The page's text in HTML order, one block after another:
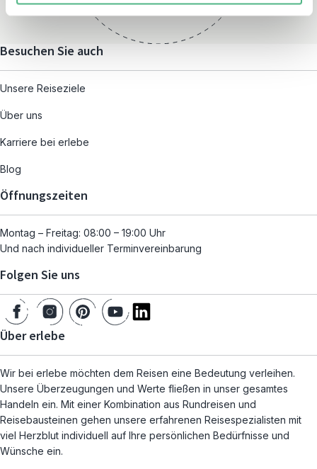
Besuchen Sie auch
Unsere Reiseziele
Über uns
Karriere bei erlebe
Blog
Öffnungszeiten
Montag – Freitag: 08:00 – 19:00 Uhr
Und nach individueller Terminvereinbarung
Folgen Sie uns
Über erlebe
Wir bei erlebe möchten dem Reisen eine Bedeutung verleihen.
Unsere Überzeugungen und Werte fließen in unser gesamtes
Handeln ein. Mit einer Kombination aus Rundreisen und
Reisebausteinen gehen unsere erfahrenen Reisespezialisten mit
viel Herzblut individuell auf Ihre persönlichen Bedürfnisse und
Wünsche ein.